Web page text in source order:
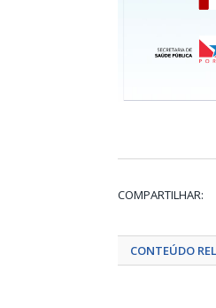
COMPARTILHAR:
CONTEÚDO